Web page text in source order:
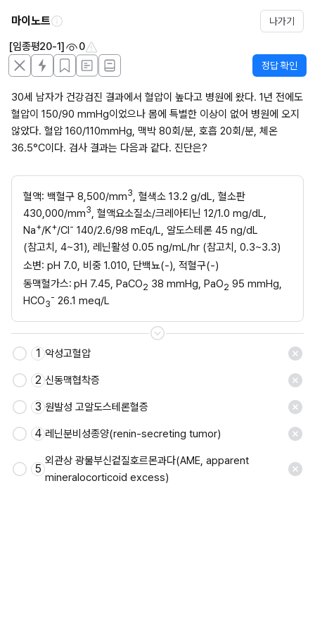
마이노트 나가기
[임종평20-1] 0
정답 확인
30세 남자가 건강검진 결과에서 혈압이 높다고 병원에 왔다. 1년 전에도
혈압이 150/90 mmHg이었으나 몸에 특별한 이상이 없어 병원에 오지
않았다. 혈압 160/110mmHg, 맥박 80회/분, 호흡 20회/분, 체온
36.5°C이다. 검사 결과는 다음과 같다. 진단은?
혈액: 백혈구 8,500/mm3, 혈색소 13.2 g/dL, 혈소판
430,000/mm3, 혈액요소질소/크레아티닌 12/1.0 mg/dL,
Na+/K+/Cl- 140/2.6/98 mEq/L, 알도스테론 45 ng/dL
(참고치, 4~31), 레닌활성 0.05 ng/mL/hr (참고치, 0.3~3.3)
소변: pH 7.0, 비중 1.010, 단백뇨(-), 적혈구(-)
동맥혈가스: pH 7.45, PaCO2 38 mmHg, PaO2 95 mmHg,
HCO3
- 26.1 meq/L
저장
1 악성고혈압
2 신동맥협착증
3 원발성 고알도스테론혈증
4 레닌분비성종양(renin-secreting tumor)
5
외관상 광물부신겉질호르몬과다(AME, apparent
mineralocorticoid excess)